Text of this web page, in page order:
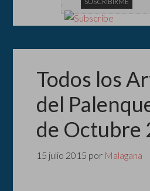
Todos los
del
de Octubre
15 julio 2015 por Malagana